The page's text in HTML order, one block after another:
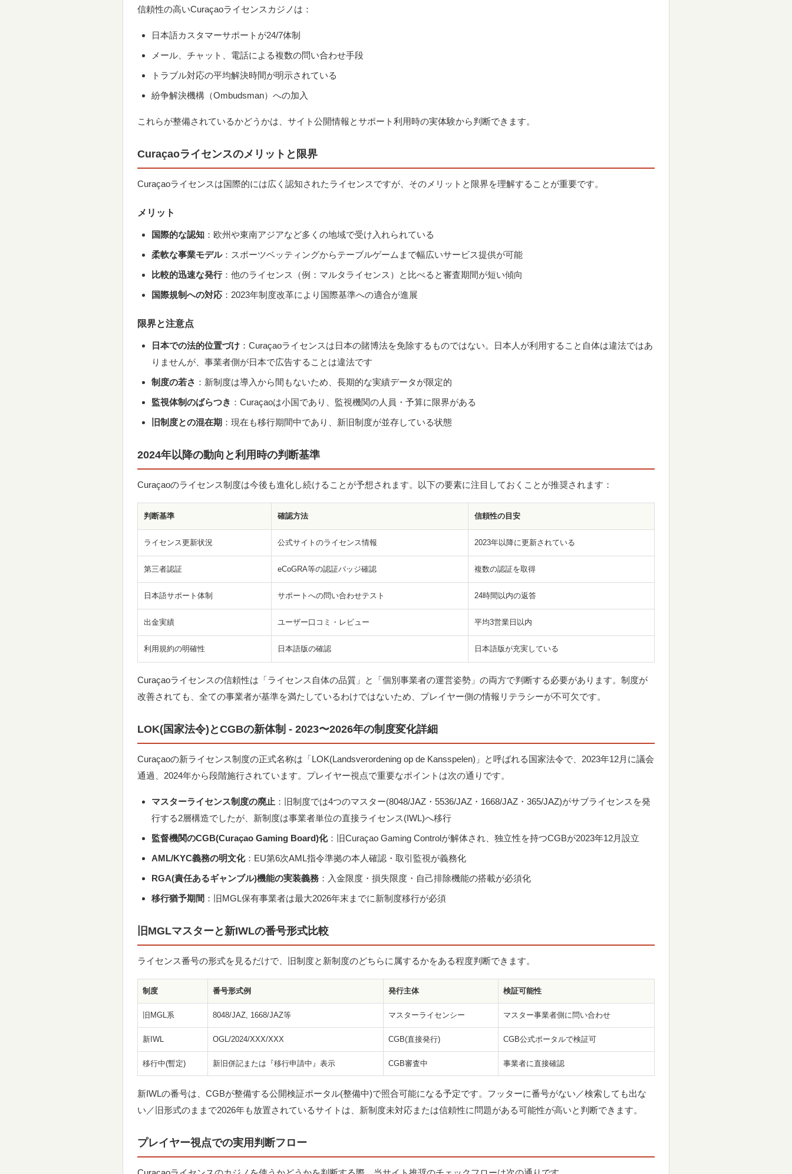
信頼性の高いCuraçaoライセンスカジノは：
日本語カスタマーサポートが24/7体制
メール、チャット、電話による複数の問い合わせ手段
トラブル対応の平均解決時間が明示されている
紛争解決機構（Ombudsman）への加入
これらが整備されているかどうかは、サイト公開情報とサポート利用時の実体験から判断できます。
Curaçaoライセンスのメリットと限界
Curaçaoライセンスは国際的には広く認知されたライセンスですが、そのメリットと限界を理解することが重要です。
メリット
国際的な認知 ：欧州や東南アジアなど多くの地域で受け入れられている
柔軟な事業モデル：スポーツベッティングからテーブルゲームまで幅広いサービス提供が可能
比較的迅速な発行：他のライセンス（例：マルタライセンス）と比べると審査期間が短い傾向
国際規制への対応 ：2023年制度改革により国際基準への適合が進展
限界と注意点
日本での法的位置づけ ：Curaçaoライセンスは日本の賭博法を免除するものではない。日本人が利用すること自体は違法ではあ
りませんが、事業者側が日本で広告することは違法です
制度の若さ ：新制度は導入から間もないため、長期的な実績データが限定的
監視体制のばらつき ：Curaçaoは小国であり、監視機関の人員・予算に限界がある
旧制度との混在期 ：現在も移行期間中であり、新旧制度が並存している状態
2024年以降の動向と利用時の判断基準
Curaçaoのライセンス制度は今後も進化し続けることが予想されます。以下の要素に注目しておくことが推奨されます：
判断基準 確認方法 信頼性の目安
ライセンス更新状況 公式サイトのライセンス情報 2023年以降に更新されている
第三者認証 eCoGRA等の認証バッジ確認 複数の認証を取得
日本語サポート体制 サポートへの問い合わせテスト 24時間以内の返答
出金実績 ユーザー口コミ・レビュー 平均3営業日以内
利用規約の明確性 日本語版の確認 日本語版が充実している
Curaçaoライセンスの信頼性は「ライセンス自体の品質」と「個別事業者の運営姿勢」の両方で判断する必要があります。制度が
改善されても、全ての事業者が基準を満たしているわけではないため、プレイヤー側の情報リテラシーが不可欠です。
LOK(国家法令)とCGBの新体制 - 2023〜2026年の制度変化詳細
Curaçaoの新ライセンス制度の正式名称は「LOK(Landsverordening op de Kansspelen)」と呼ばれる国家法令で、2023年12月に議会
通過、2024年から段階施行されています。プレイヤー視点で重要なポイントは次の通りです。
マスターライセンス制度の廃止 ：旧制度では4つのマスター(8048/JAZ・5536/JAZ・1668/JAZ・365/JAZ)がサブライセンスを発
行する2層構造でしたが、新制度は事業者単位の直接ライセンス(IWL)へ移行
監督機関のCGB(Curaçao Gaming Board)化：旧Curaçao Gaming Controlが解体され、独立性を持つCGBが2023年12月設立
AML/KYC義務の明文化：EU第6次AML指令準拠の本人確認・取引監視が義務化
RGA(責任あるギャンブル)機能の実装義務 ：入金限度・損失限度・自己排除機能の搭載が必須化
移行猶予期間 ：旧MGL保有事業者は最大2026年末までに新制度移行が必須
旧MGLマスターと新IWLの番号形式比較
ライセンス番号の形式を見るだけで、旧制度と新制度のどちらに属するかをある程度判断できます。
制度 番号形式例 発行主体 検証可能性
旧MGL系 8048/JAZ, 1668/JAZ等 マスターライセンシー マスター事業者側に問い合わせ
新IWL OGL/2024/XXX/XXX CGB(直接発行) CGB公式ポータルで検証可
移行中(暫定) 新旧併記または『移行申請中』表示 CGB審査中 事業者に直接確認
新IWLの番号は、CGBが整備する公開検証ポータル(整備中)で照合可能になる予定です。フッターに番号がない／検索しても出な
い／旧形式のままで2026年も放置されているサイトは、新制度未対応または信頼性に問題がある可能性が高いと判断できます。
プレイヤー視点での実用判断フロー